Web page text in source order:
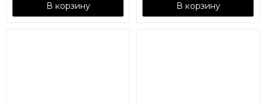
В корзину В корзину